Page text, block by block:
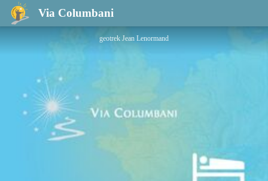
Via Columbani
geotrek Jean Lenormand